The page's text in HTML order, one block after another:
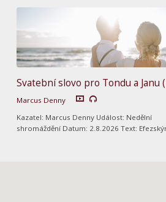
Svatební slovo pro Tondu a Janu
Marcus Denny
Kazatel: Marcus Denny Událost: Nedělní
shromáždění Datum: 2.8.2026 Text: